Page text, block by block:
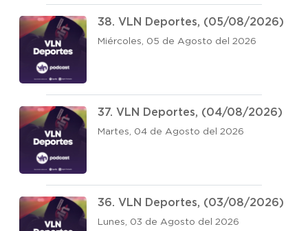
38. VLN Deportes, (05/08/2026)
Miércoles, 05 de Agosto del 2026
37. VLN Deportes, (04/08/2026)
Martes, 04 de Agosto del 2026
36. VLN Deportes, (03/08/2026)
Lunes, 03 de Agosto del 2026